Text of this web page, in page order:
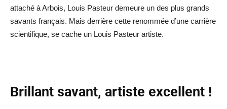
attaché à Arbois, Louis Pasteur demeure un des plus grands
savants français. Mais derrière cette renommée d’une carrière
scientifique, se cache un Louis Pasteur artiste.
Brillant savant, artiste excellent !